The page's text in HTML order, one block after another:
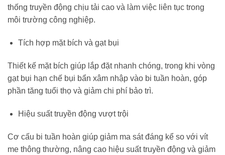
thống truyền động chịu tải cao và làm việc liên tục trong
môi trường công nghiệp.
Tích hợp mặt bích và gạt bụi
Thiết kế mặt bích giúp lắp đặt nhanh chóng, trong khi vòng
gạt bụi hạn chế bụi bẩn xâm nhập vào bi tuần hoàn, góp
phần tăng tuổi thọ và giảm chi phí bảo trì.
Hiệu suất truyền động vượt trội
Cơ cấu bi tuần hoàn giúp giảm ma sát đáng kể so với vít
me thông thường, nâng cao hiệu suất truyền động và giảm